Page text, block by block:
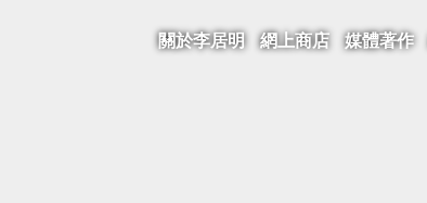
關於李居明 網上商店 媒體著作